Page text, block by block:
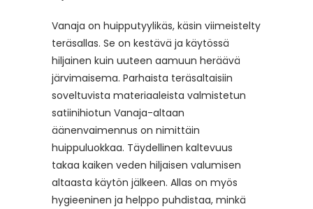
Vanaja on huipputyylikäs, käsin viimeistelty
teräsallas. Se on kestävä ja käytössä
hiljainen kuin uuteen aamuun heräävä
järvimaisema. Parhaista teräsaltaisiin
soveltuvista materiaaleista valmistetun
satiinihiotun Vanaja-altaan
äänenvaimennus on nimittäin
huippuluokkaa. Täydellinen kaltevuus
takaa kaiken veden hiljaisen valumisen
altaasta käytön jälkeen. Allas on myös
hygieeninen ja helppo puhdistaa, minkä